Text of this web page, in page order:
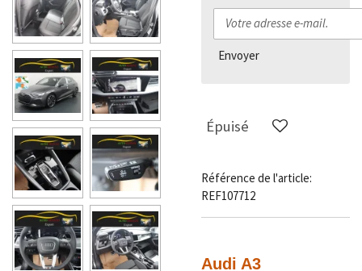
Envoyer
Épuisé
Référence de l'article:
REF107712
Audi A3